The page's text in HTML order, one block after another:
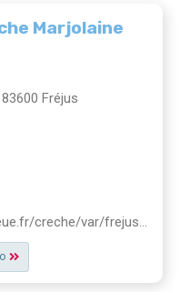
Marjolaine
Fréjus
http://www.la-maison-bleue.fr/creche/var/frejus/marjolaine